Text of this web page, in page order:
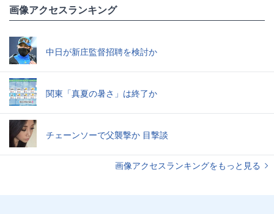
画像アクセスランキング
中日が新庄監督招聘を検討か
関東「真夏の暑さ」は終了か
チェーンソーで父襲撃か 目撃談
画像アクセスランキングをもっと見る